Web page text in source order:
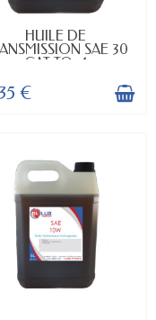
EN STOCK
HUILE DE
SAE 30
CAT TO-4
€